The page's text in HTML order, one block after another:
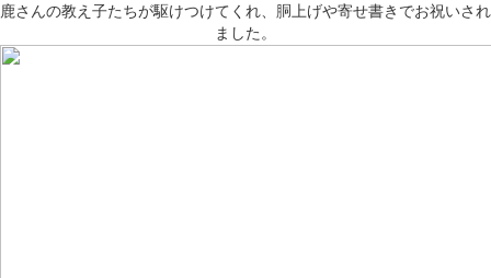
鹿さんの教え子たちが駆けつけてくれ、胴上げや寄せ書きでお祝いされ
ました。